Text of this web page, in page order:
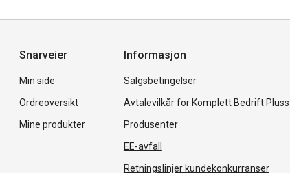
Snarveier
Min side
Ordreoversikt
Mine produkter
Informasjon
Salgsbetingelser
Avtalevilkår for Komplett Bedrift Pluss
Produsenter
EE-avfall
Retningslinjer kundekonkurranser